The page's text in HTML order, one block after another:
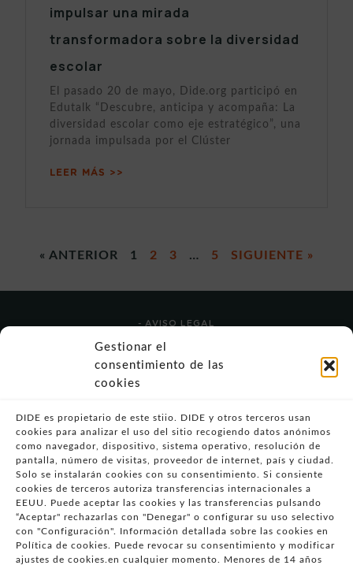
Gestionar el
consentimiento de las
cookies
DIDE es propietario de este stiio. DIDE y otros terceros usan
cookies para analizar el uso del sitio recogiendo datos anónimos
como navegador, dispositivo, sistema operativo, resolución de
pantalla, número de visitas, proveedor de internet, país y ciudad.
Solo se instalarán cookies con su consentimiento. Si consiente
cookies de terceros autoriza transferencias internacionales a
EEUU. Puede aceptar las cookies y las transferencias pulsando
“Aceptar" rechazarlas con "Denegar" o configurar su uso selectivo
con "Configuración". Información detallada sobre las cookies en
Política de cookies. Puede revocar su consentimiento y modificar
ajustes de cookies.en cualquier momento. Menores de 14 años
impulsar una mirada
transformadora sobre la diversidad
escolar
El pasado 20 de mayo, Dide.org participó en
Edutalk “Descubre, anticipa y acompaña: La
diversidad escolar como eje estratégico”, una
jornada impulsada por el Clúster
LEER MÁS >>
« ANTERIOR 1 2 3 … 5 SIGUIENTE »
- AVISO LEGAL
- POLÍTICA DE USO
- POLÍTICA DE PRIVACIDAD
- POLÍTICA DE COOKIES (UE)
VULNERABILIDADES
- CONDICIONES PARTICULARES DE COMPRA
- GUÍA DE COMPRA
- GUÍA DE PRIVACIDAD
- DESISTIMIENTO
- ATENCIÓN AL CLIENTE